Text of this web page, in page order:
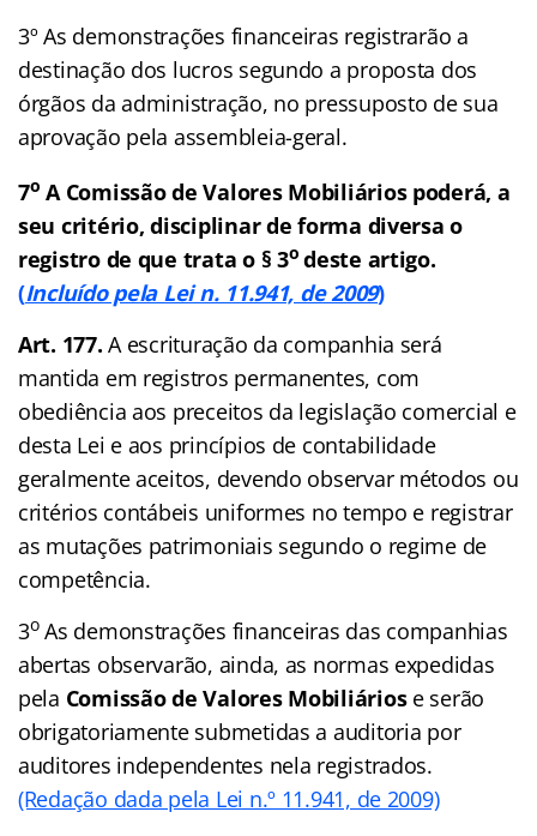
3º As demonstrações financeiras registrarão a
destinação dos lucros segundo a proposta dos
órgãos da administração, no pressuposto de sua
aprovação pela assembleia-geral.
7o A Comissão de Valores Mobiliários poderá, a
seu critério, disciplinar de forma diversa o
registro de que trata o § 3o deste artigo.
(Incluído pela Lei n. 11.941, de 2009)
Art. 177. A escrituração da companhia será
mantida em registros permanentes, com
obediência aos preceitos da legislação comercial e
desta Lei e aos princípios de contabilidade
geralmente aceitos, devendo observar métodos ou
critérios contábeis uniformes no tempo e registrar
as mutações patrimoniais segundo o regime de
competência.
3oAs demonstrações financeiras das companhias
abertas observarão, ainda, as normas expedidas
pela Comissão de Valores Mobiliáriose serão
obrigatoriamente submetidas a auditoria por
auditores independentes nela registrados.
(Redação dada pela Lei n.º 11.941, de 2009)